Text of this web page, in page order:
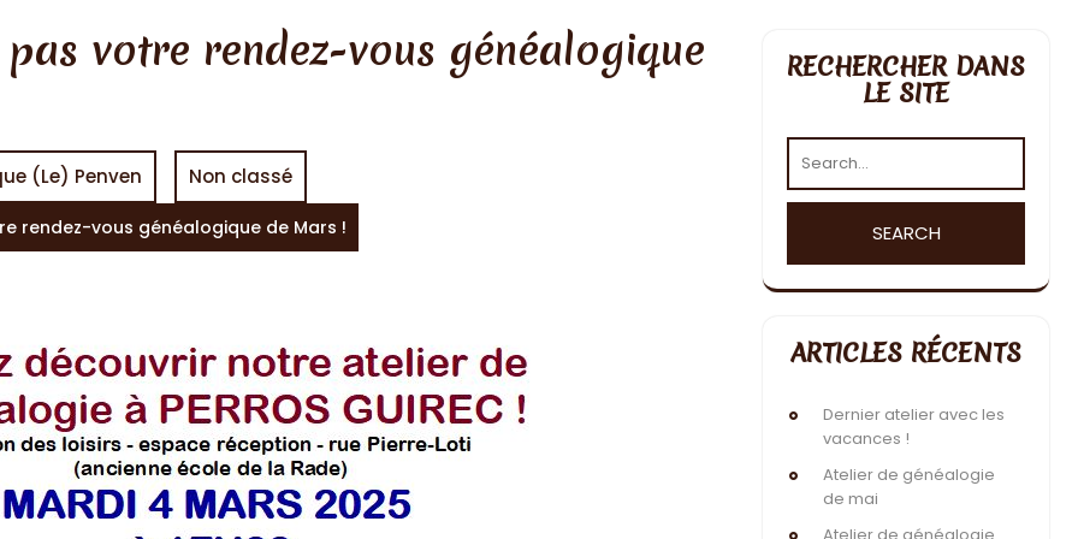
pas votre rendez-vous généalogique
(Le) Penven Non classé
rendez-vous généalogique de Mars !
RECHERCHER DANS
LE SITE
ARTICLES RÉCENTS
Dernier atelier avec les
vacances !
Atelier de généalogie
de mai